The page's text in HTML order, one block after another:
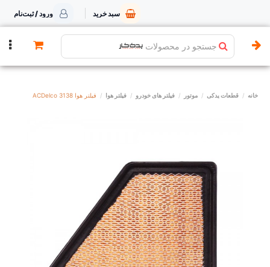
سبد خرید ورود / ثبت‌نام
جستجو در محصولات
خانه قطعات یدکی موتور فیلتر های خودرو فیلتر هوا فیلتر هوا ACDelco 3138